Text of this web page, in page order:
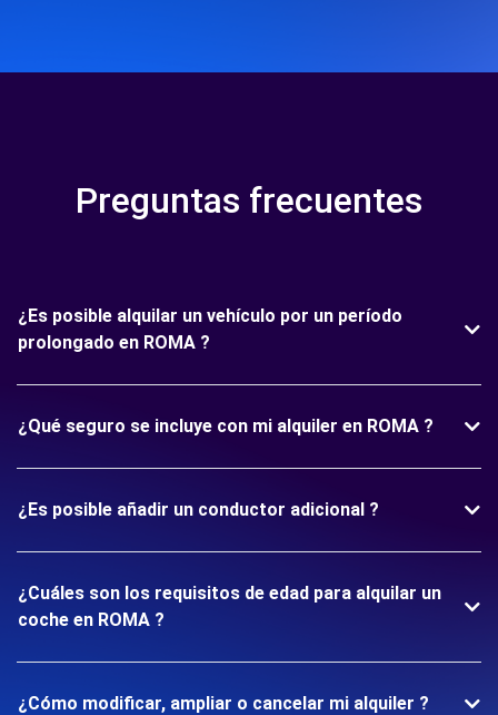
Preguntas frecuentes
¿Es posible alquilar un vehículo por un período
prolongado en ROMA ?
¿Qué seguro se incluye con mi alquiler en ROMA ?
¿Es posible añadir un conductor adicional ?
¿Cuáles son los requisitos de edad para alquilar un
coche en ROMA ?
¿Cómo modificar, ampliar o cancelar mi alquiler ?